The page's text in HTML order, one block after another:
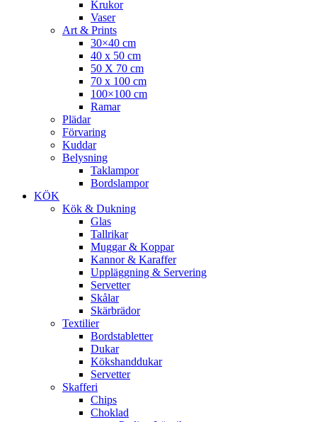
Krukor
Vaser
Art & Prints
30×40 cm
40 x 50 cm
50 X 70 cm
70 x 100 cm
100×100 cm
Ramar
Plädar
Förvaring
Kuddar
Belysning
Taklampor
Bordslampor
KÖK
Kök & Dukning
Glas
Tallrikar
Muggar & Koppar
Kannor & Karaffer
Uppläggning & Servering
Servetter
Skålar
Skärbrädor
Textilier
Bordstabletter
Dukar
Kökshanddukar
Servetter
Skafferi
Chips
Choklad